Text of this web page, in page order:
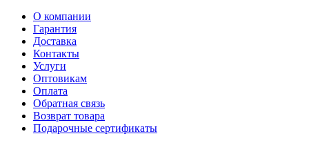
О компании
Гарантия
Доставка
Контакты
Услуги
Оптовикам
Оплата
Обратная связь
Возврат товара
Подарочные сертификаты